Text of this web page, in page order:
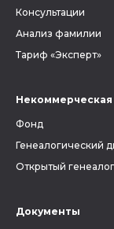
Консультации
Анализ фамилии
Тариф «Эксперт»
Фонд
Генеалогический
Открытый
Документы